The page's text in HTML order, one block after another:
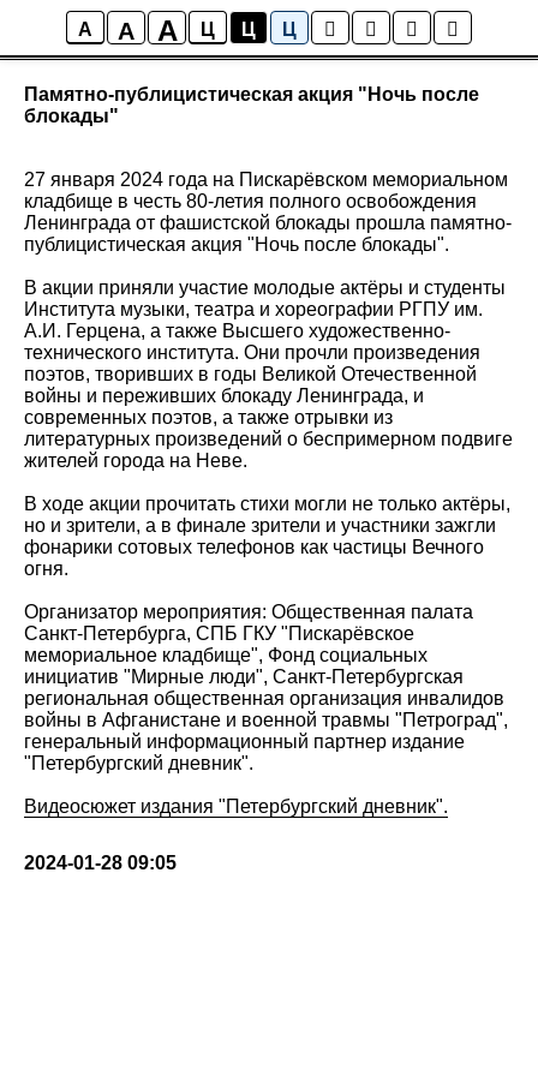
A A A Ц Ц Ц
Новости
Памятно-публицистическая акция "Ночь после
блокады"
27 января 2024 года на Пискарёвском мемориальном
кладбище в честь 80-летия полного освобождения
Ленинграда от фашистской блокады прошла памятно-
публицистическая акция "Ночь после блокады".
В акции приняли участие молодые актёры и студенты
Института музыки, театра и хореографии РГПУ им.
А.И. Герцена, а также Высшего художественно-
технического института. Они прочли произведения
поэтов, творивших в годы Великой Отечественной
войны и переживших блокаду Ленинграда, и
современных поэтов, а также отрывки из
литературных произведений о беспримерном подвиге
жителей города на Неве.
В ходе акции прочитать стихи могли не только актёры,
но и зрители, а в финале зрители и участники зажгли
фонарики сотовых телефонов как частицы Вечного
огня.
Организатор мероприятия: Общественная палата
Санкт-Петербурга, СПБ ГКУ "Пискарёвское
мемориальное кладбище", Фонд социальных
инициатив "Мирные люди", Санкт-Петербургская
региональная общественная организация инвалидов
войны в Афганистане и военной травмы "Петроград",
генеральный информационный партнер издание
"Петербургский дневник".
Видеосюжет издания "Петербургский дневник".
2024-01-28 09:05